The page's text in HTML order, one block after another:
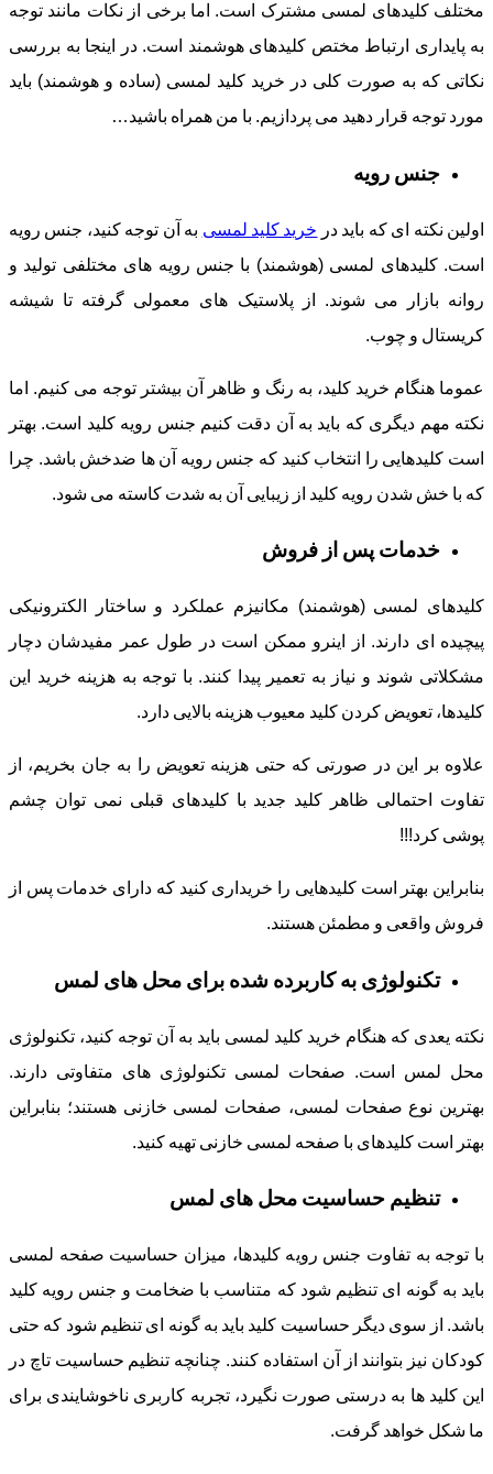
مختلف کلیدهای لمسی مشترک است. اما برخی از نکات مانند توجه
به پایداری ارتباط مختص کلیدهای هوشمند است. در اینجا به بررسی
نکاتی که به صورت کلی در خرید کلید لمسی (ساده و هوشمند) باید
مورد توجه قرار دهید می پردازیم. با من همراه باشید…
جنس رویه
اولین نکته ای که باید در خرید کلید لمسی به آن توجه کنید، جنس رویه
است. کلیدهای لمسی (هوشمند) با جنس رویه های مختلفی تولید و
روانه بازار می شوند. از پلاستیک های معمولی گرفته تا شیشه
کریستال و چوب.
عموما هنگام خرید کلید، به رنگ و ظاهر آن بیشتر توجه می کنیم. اما
نکته مهم دیگری که باید به آن دقت کنیم جنس رویه کلید است. بهتر
است کلیدهایی را انتخاب کنید که جنس رویه آن ها ضدخش باشد. چرا
که با خش شدن رویه کلید از زیبایی آن به شدت کاسته می شود.
خدمات پس از فروش
کلیدهای لمسی (هوشمند) مکانیزم عملکرد و ساختار الکترونیکی
پیچیده ای دارند. از اینرو ممکن است در طول عمر مفیدشان دچار
مشکلاتی شوند و نیاز به تعمیر پیدا کنند. با توجه به هزینه خرید این
کلیدها، تعویض کردن کلید معیوب هزینه بالایی دارد.
علاوه بر این در صورتی که حتی هزینه تعویض را به جان بخریم، از
تفاوت احتمالی ظاهر کلید جدید با کلیدهای قبلی نمی توان چشم
پوشی کرد!!!
بنابراین بهتر است کلیدهایی را خریداری کنید که دارای خدمات پس از
فروش واقعی و مطمئن هستند.
تکنولوژی به کاربرده شده برای محل های لمس
نکته یعدی که هنگام خرید کلید لمسی باید به آن توجه کنید، تکنولوژی
محل لمس است. صفحات لمسی تکنولوژی های متفاوتی دارند.
بهترین نوع صفحات لمسی، صفحات لمسی خازنی هستند؛ بنابراین
بهتر است کلیدهای با صفحه لمسی خازنی تهیه کنید.
تنظیم حساسیت محل های لمس
با توجه به تفاوت جنس رویه کلیدها، میزان حساسیت صفحه لمسی
باید به گونه ای تنظیم شود که متناسب با ضخامت و جنس رویه کلید
باشد. از سوی دیگر حساسیت کلید باید به گونه ای تنظیم شود که حتی
کودکان نیز بتوانند از آن استفاده کنند. چنانچه تنظیم حساسیت تاچ در
این کلید ها به درستی صورت نگیرد، تجربه کاربری ناخوشایندی برای
ما شکل خواهد گرفت.